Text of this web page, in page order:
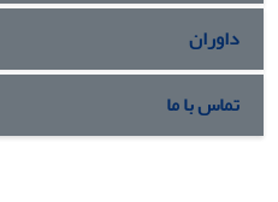
داوران
تماس با ما